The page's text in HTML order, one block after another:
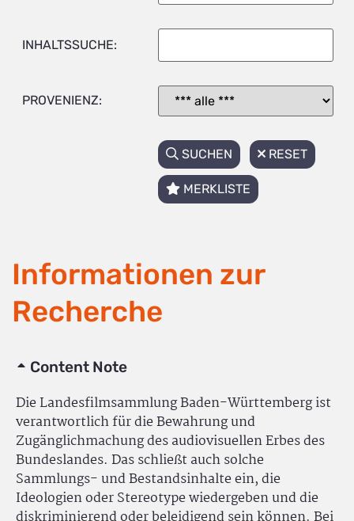
INHALTSSUCHE:
PROVENIENZ:
SUCHEN RESET
MERKLISTE
Informationen zur
Recherche
Content Note
Die Landesfilmsammlung Baden-Württemberg ist
verantwortlich für die Bewahrung und
Zugänglichmachung des audiovisuellen Erbes des
Bundeslandes. Das schließt auch solche
Sammlungs- und Bestandsinhalte ein, die
Ideologien oder Stereotype wiedergeben und die